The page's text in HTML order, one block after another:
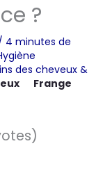
?
4 minutes de
des cheveux &
Frange